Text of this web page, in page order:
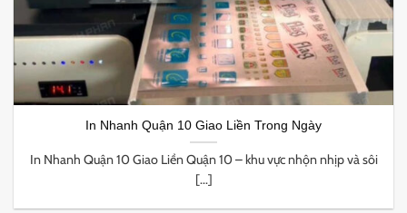
In Nhanh Quận 10 Giao Liền Trong Ngày
In Nhanh Quận 10 Giao Liền Quận 10 – khu vực nhộn nhịp và sôi
[...]